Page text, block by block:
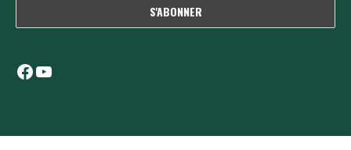
Facebook
YouTube